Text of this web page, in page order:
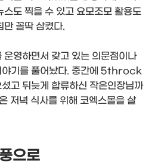
스도 찍을 수 있고 요모조모 활용도
만 꼴딱 삼켰다.
운영하면서 갖고 있는 의문점이나
야기를 풀어놨다. 중간에 5throck
고 뒤늦게 합류하신 작은인장님까
저녁 식사를 위해 코엑스몰을 살
으로